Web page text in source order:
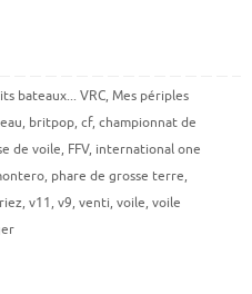
bateaux... VRC, Mes périples
, britpop, cf, championnat de
de voile, FFV, international one
, phare de grosse terre,
, v11, v9, venti, voile, voile